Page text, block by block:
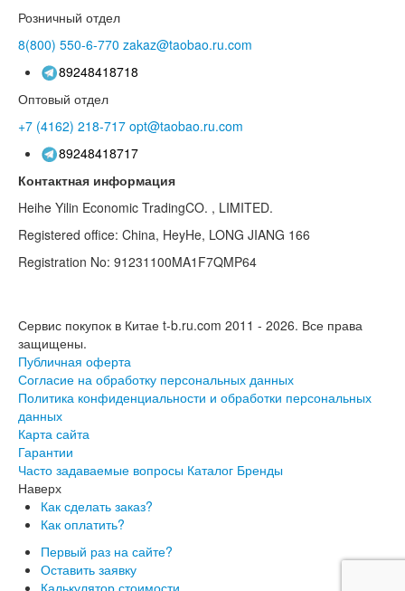
Розничный отдел
8(800) 550-6-770 zakaz@taobao.ru.com
89248418718
Оптовый отдел
+7 (4162) 218-717 opt@taobao.ru.com
89248418717
Контактная информация
Heihe Yilin Economic TradingCO. , LIMITED.
Registered office: China, HeyHe, LONG JIANG 166
Registration No: 91231100MA1F7QMP64
Сервис покупок в Китае t-b.ru.com 2011 - 2026. Все права
защищены.
Публичная оферта
Согласие на обработку персональных данных
Политика конфиденциальности и обработки персональных
данных
Карта сайта
Гарантии
Часто задаваемые вопросы Каталог Бренды
Наверх
Как сделать заказ?
Как оплатить?
Первый раз на сайте?
Оставить заявку
Калькулятор стоимости